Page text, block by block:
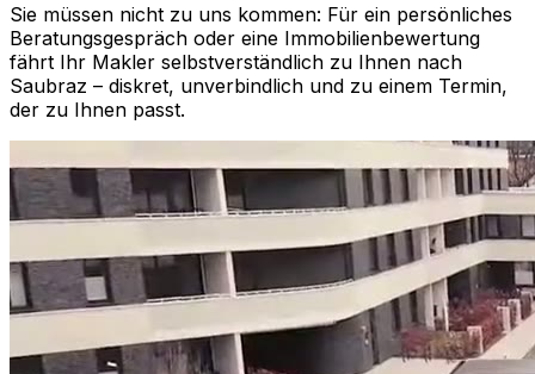
Sie müssen nicht zu uns kommen: Für ein persönliches
Beratungsgespräch oder eine Immobilienbewertung
fährt Ihr Makler selbstverständlich zu Ihnen nach
Saubraz – diskret, unverbindlich und zu einem Termin,
der zu Ihnen passt.